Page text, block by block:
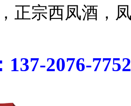
正宗西凤酒
2076-7752